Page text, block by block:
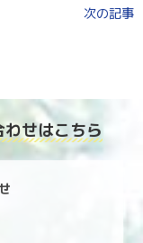
次の記事
せはこちら